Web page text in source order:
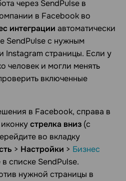
через SendPulse в
в Facebook во
интеграции автоматически
SendPulse c нужным
Instagram страницы. Если у
человек и могли менять
включенные
в Facebook, справа в
стрелка вниз (c
во вкладку
> Настройки > Бизнес
списке SendPulse.
нужной страницы в